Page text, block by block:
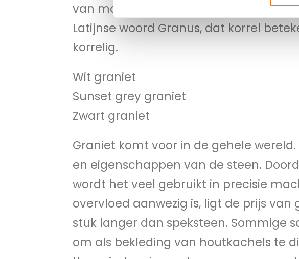
van magma onder de grond. De
Latijnse woord Granus, dat korrel
korrelig.
Wit graniet
Sunset grey graniet
Zwart graniet
Graniet komt voor in de gehele
en eigenschappen van de steen.
wordt het veel gebruikt in precisie
overvloed aanwezig is, ligt de prijs
stuk langer dan speksteen. Sommige
om als bekleding van houtkachels te